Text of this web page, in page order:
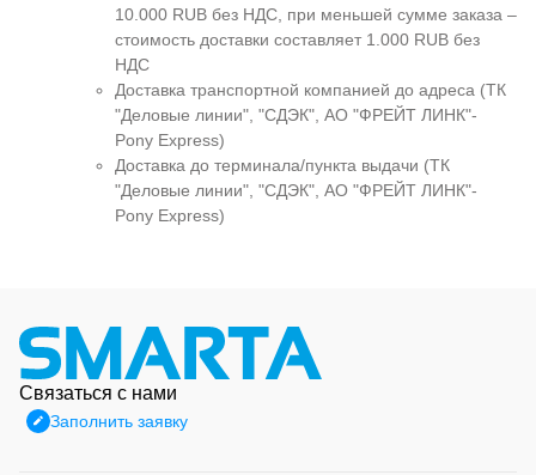
10.000 RUB без НДС, при меньшей сумме заказа –
стоимость доставки составляет 1.000 RUB без
НДС
Доставка транспортной компанией до адреса (ТК
"Деловые линии", "СДЭК", АО "ФРЕЙТ ЛИНК"-
Pony Express)
Доставка до терминала/пункта выдачи (ТК
"Деловые линии", "СДЭК", АО "ФРЕЙТ ЛИНК"-
Pony Express)
Связаться с нами
Заполнить заявку